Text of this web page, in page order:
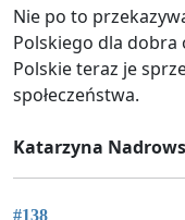
Nie po to
Polskiego dla dobra
Polskie teraz je
społeczeństwa.
Katarzyna
#138